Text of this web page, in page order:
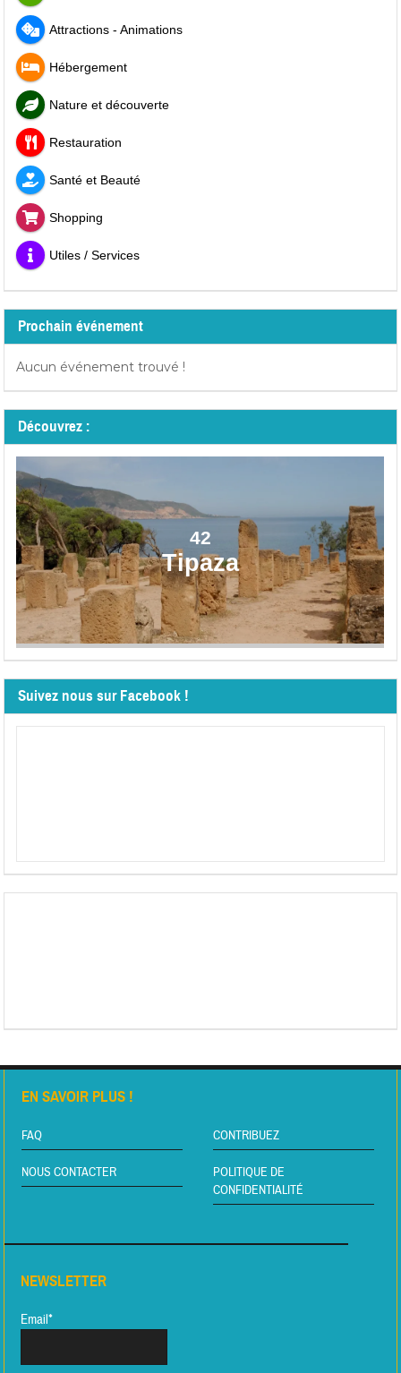
Attractions - Animations
Hébergement
Nature et découverte
Restauration
Santé et Beauté
Shopping
Utiles / Services
Prochain événement
Aucun événement trouvé !
Découvrez :
42
Tipaza
Suivez nous sur Facebook !
EN SAVOIR PLUS !
FAQ CONTRIBUEZ
NOUS CONTACTER
POLITIQUE DE
CONFIDENTIALITÉ
NEWSLETTER
Email*